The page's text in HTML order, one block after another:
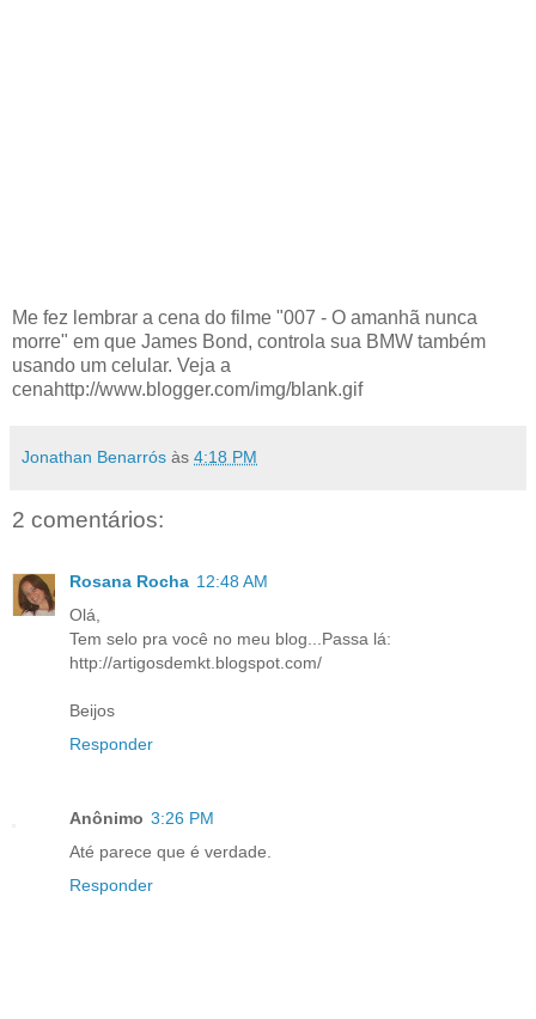
Me fez lembrar a cena do filme "007 - O amanhã nunca
morre" em que James Bond, controla sua BMW também
usando um celular. Veja a
cenahttp://www.blogger.com/img/blank.gif
Jonathan Benarrós às 4:18 PM
2 comentários:
Rosana Rocha 12:48 AM
Olá,
Tem selo pra você no meu blog...Passa lá:
http://artigosdemkt.blogspot.com/
Beijos
Responder
Anônimo 3:26 PM
Até parece que é verdade.
Responder